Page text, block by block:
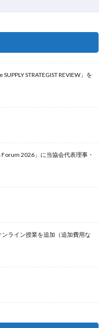
STRATEGIST REVIEW」を
2026」に当協会代表理事・
ンライン授業を追加（追加費用な